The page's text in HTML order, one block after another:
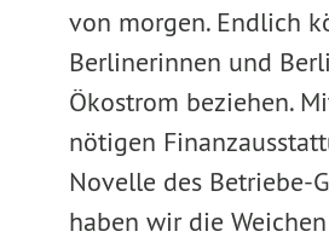
von morgen. Endlich
Berlinerinnen und
Ökostrom beziehen.
nötigen
Novelle des Betriebe-
haben wir die